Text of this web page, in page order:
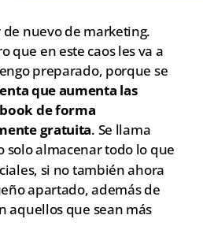
nuevo de marketing.
que en este caos les va a
preparado, porque se
que aumenta las
de forma
gratuita. Se llama
solo almacenar todo lo que
si no también ahora
apartado, además de
aquellos que sean más